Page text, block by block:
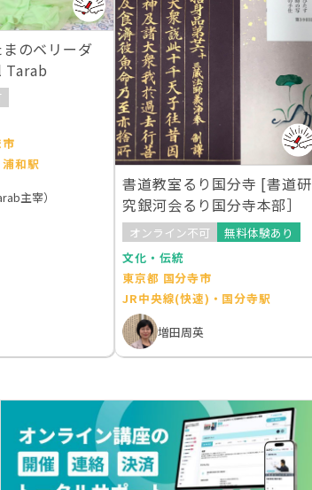
のベリーダ
Tarab
和駅
主宰）
書道教室るり国分寺 [書道研
究銀河会るり国分寺本部］
オンライン不可
無料体験あり
文化・伝統
東京都 国分寺市
JR中央線(快速)・国分寺駅
増田周英